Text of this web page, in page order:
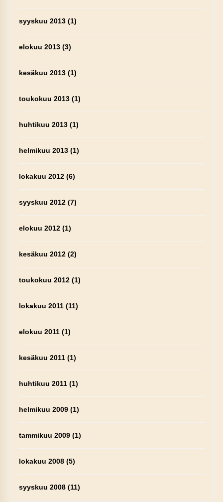
syyskuu 2013(1)
elokuu 2013(3)
kesäkuu 2013(1)
toukokuu 2013(1)
huhtikuu 2013(1)
helmikuu 2013(1)
lokakuu 2012(6)
syyskuu 2012(7)
elokuu 2012(1)
kesäkuu 2012(2)
toukokuu 2012(1)
lokakuu 2011(11)
elokuu 2011(1)
kesäkuu 2011(1)
huhtikuu 2011(1)
helmikuu 2009(1)
tammikuu 2009(1)
lokakuu 2008(5)
syyskuu 2008(11)